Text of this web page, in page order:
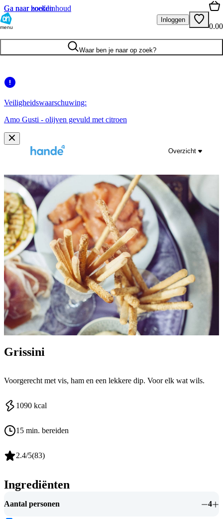
Ga naar hoofdinhoud
Ga naar zoeken
menu
Inloggen
0.00
Waar ben je naar op zoek?
Veiligheidswaarschuwing:
Amo Gusti - olijven gevuld met citroen
Overzicht
Grissini
Voorgerecht met vis, ham en een lekkere dip. Voor elk wat wils.
1090 kcal
15 min. bereiden
2.4/5(83)
Ingrediënten
Aantal personen 4